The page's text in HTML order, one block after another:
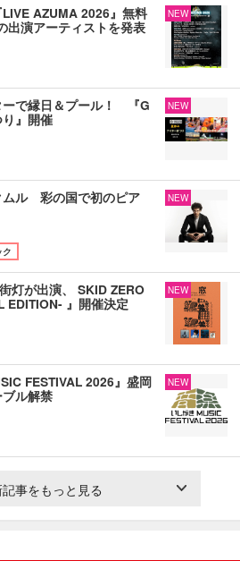
AZUMA 2026』無料
出演アーティストを発表
NEW
ーで縁日＆プール！ 『G
』開催
NEW
ムル 彩の国で初のピア
ク
NEW
灯が出演、 SKID ZERO
EDITION- 』開催決定
NEW
FESTIVAL 2026』盛岡
ル解禁
NEW
事をもっと見る